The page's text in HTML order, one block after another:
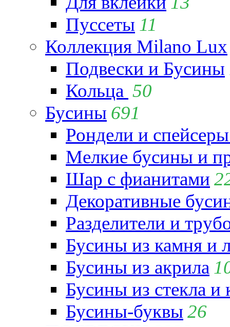
Пуссеты 11
Коллекция Milano Lux
Подвески и Бусины
Кольца 50
Бусины 691
Рондели и
Мелкие бусины и
Шар с фианитами
Декоративные
Разделители и
Бусины из камня и
Бусины из акрила
Бусины из стекла и
Бусины-буквы 26